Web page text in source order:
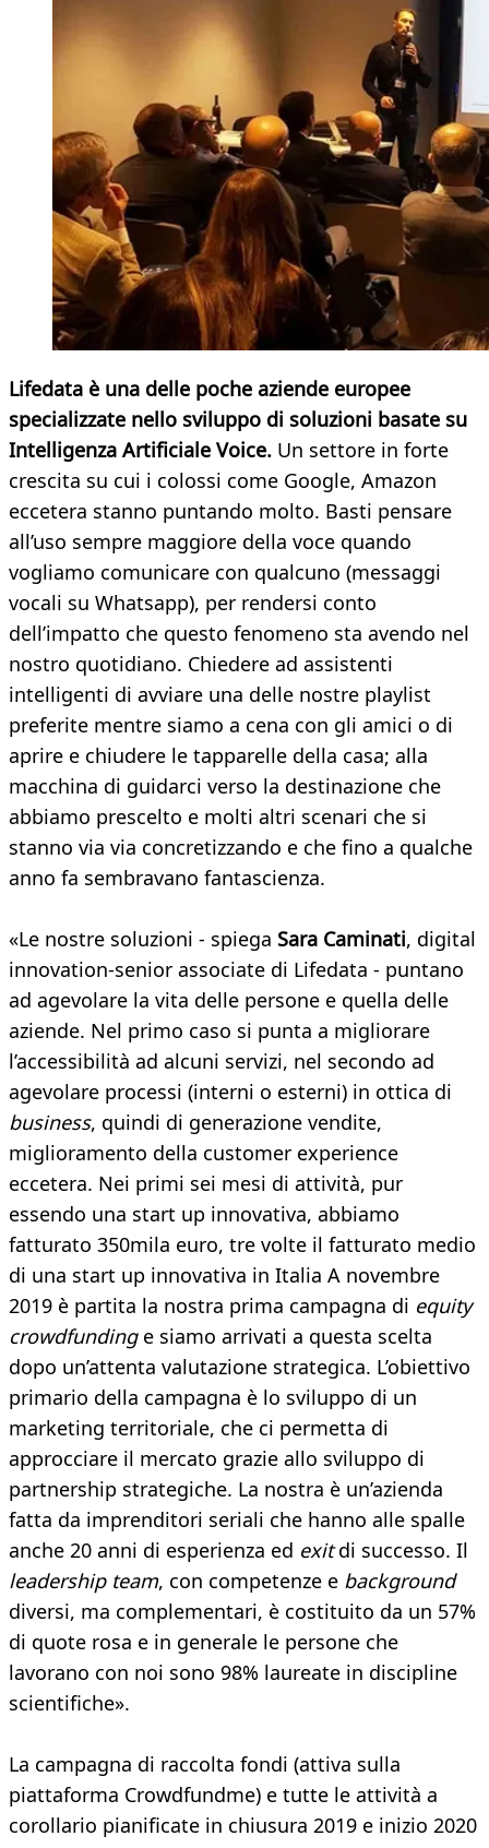
Lifedata è una delle poche aziende europee
specializzate nello sviluppo di soluzioni basate su
Intelligenza Artificiale Voice. Un settore in forte
crescita su cui i colossi come Google, Amazon
eccetera stanno puntando molto. Basti pensare
all’uso sempre maggiore della voce quando
vogliamo comunicare con qualcuno (messaggi
vocali su Whatsapp), per rendersi conto
dell’impatto che questo fenomeno sta avendo nel
nostro quotidiano. Chiedere ad assistenti
intelligenti di avviare una delle nostre playlist
preferite mentre siamo a cena con gli amici o di
aprire e chiudere le tapparelle della casa; alla
macchina di guidarci verso la destinazione che
abbiamo prescelto e molti altri scenari che si
stanno via via concretizzando e che fino a qualche
anno fa sembravano fantascienza.
«Le nostre soluzioni - spiega Sara Caminati, digital
innovation-senior associate di Lifedata - puntano
ad agevolare la vita delle persone e quella delle
aziende. Nel primo caso si punta a migliorare
l’accessibilità ad alcuni servizi, nel secondo ad
agevolare processi (interni o esterni) in ottica di
business, quindi di generazione vendite,
miglioramento della customer experience
eccetera. Nei primi sei mesi di attività, pur
essendo una start up innovativa, abbiamo
fatturato 350mila euro, tre volte il fatturato medio
di una start up innovativa in Italia A novembre
2019 è partita la nostra prima campagna di equity
crowdfundinge siamo arrivati a questa scelta
dopo un’attenta valutazione strategica. L’obiettivo
primario della campagna è lo sviluppo di un
marketing territoriale, che ci permetta di
approcciare il mercato grazie allo sviluppo di
partnership strategiche. La nostra è un’azienda
fatta da imprenditori seriali che hanno alle spalle
anche 20 anni di esperienza ed exitdi successo. Il
leadership team, con competenze e background
diversi, ma complementari, è costituito da un 57%
di quote rosa e in generale le persone che
lavorano con noi sono 98% laureate in discipline
scientifiche».
La campagna di raccolta fondi (attiva sulla
piattaforma Crowdfundme) e tutte le attività a
corollario pianificate in chiusura 2019 e inizio 2020